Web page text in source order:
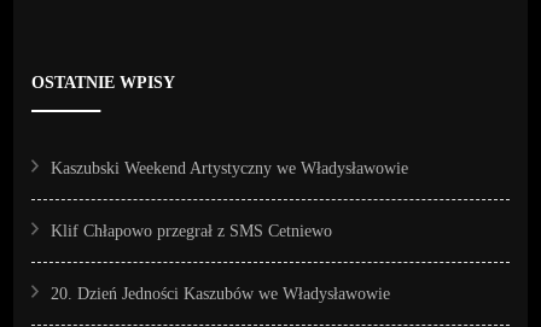
OSTATNIE WPISY
Kaszubski Weekend Artystyczny we Władysławowie
Klif Chłapowo przegrał z SMS Cetniewo
20. Dzień Jedności Kaszubów we Władysławowie